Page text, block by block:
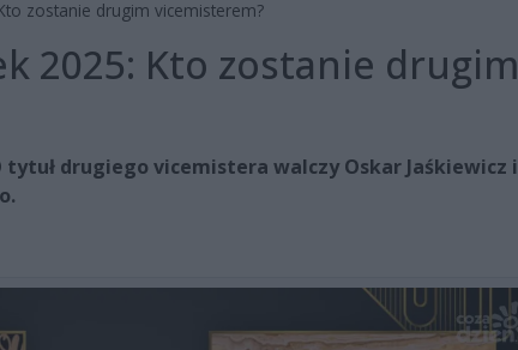
zostanie drugim vicemisterem?
2025: Kto zostanie drugim
drugiego vicemistera walczy Oskar Jaśkiewicz i